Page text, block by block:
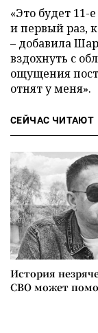
«Это будет 11-
и первый раз,
– добавила
вздохнуть с
ощущения
отнят у меня».
СЕЙЧАС ЧИТАЮТ
История
СВО может